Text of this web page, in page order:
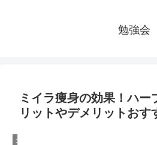
勉強会
ミイラ痩身の効果！ハー
リットやデメリットおす
コラム